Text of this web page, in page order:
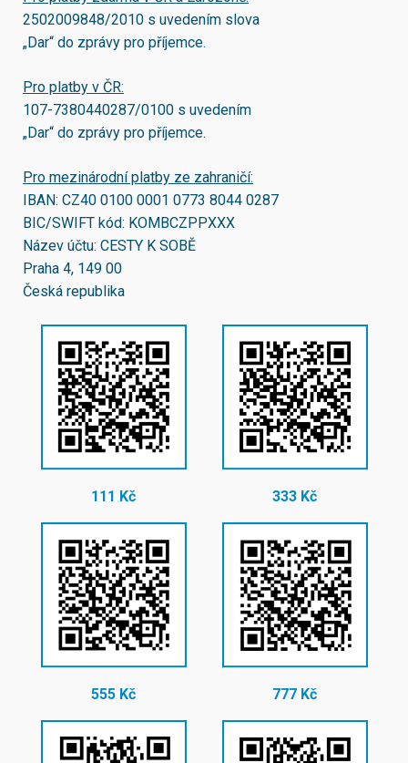
2502009848/2010 s uvedením slova
„Dar“ do zprávy pro příjemce.
Pro platby v ČR:
107-7380440287/0100 s uvedením
„Dar“ do zprávy pro příjemce.
Pro mezinárodní platby ze zahraničí:
IBAN: CZ40 0100 0001 0773 8044 0287
BIC/SWIFT kód: KOMBCZPPXXX
Název účtu: CESTY K SOBĚ
Praha 4, 149 00
Česká republika
111 Kč 333 Kč
555 Kč 777 Kč